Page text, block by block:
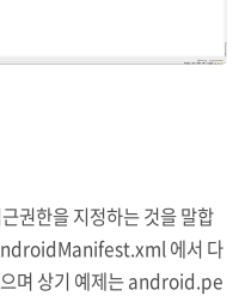
권한을 지정하는 것을 말합
에서 다
며 상기 예제는 android.pe